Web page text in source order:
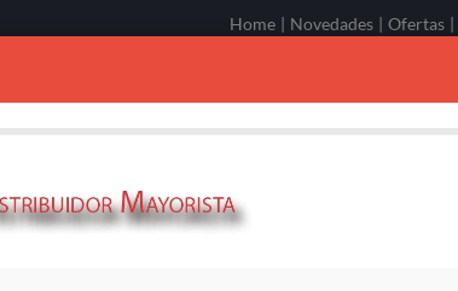
Home | Novedades | Ofertas |